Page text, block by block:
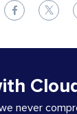
never